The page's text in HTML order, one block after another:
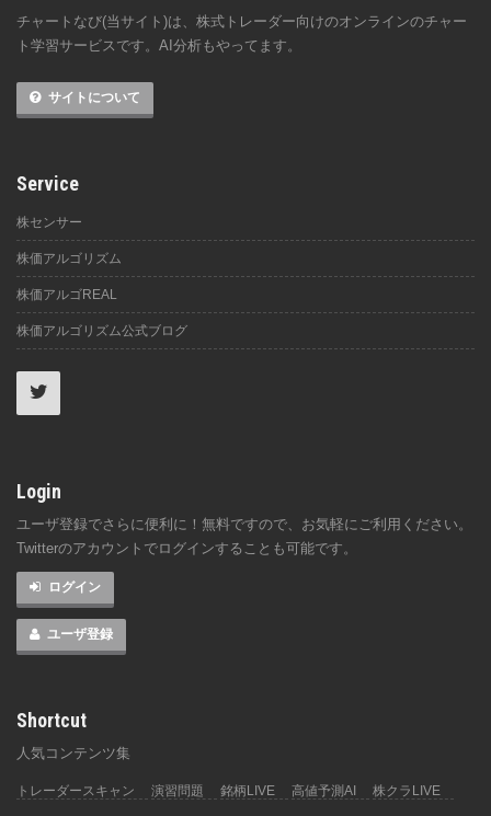
チャートなび(当サイト)は、株式トレーダー向けのオンラインのチャー
ト学習サービスです。AI分析もやってます。
サイトについて
Service
株センサー
株価アルゴリズム
株価アルゴREAL
株価アルゴリズム公式ブログ
Login
ユーザ登録でさらに便利に！無料ですので、お気軽にご利用ください。
Twitterのアカウントでログインすることも可能です。
ログイン
ユーザ登録
Shortcut
人気コンテンツ集
トレーダースキャン 演習問題 銘柄LIVE 高値予測AI 株クラLIVE